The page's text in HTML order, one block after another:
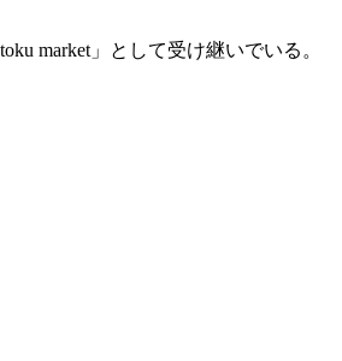
market」として受け継いでいる。